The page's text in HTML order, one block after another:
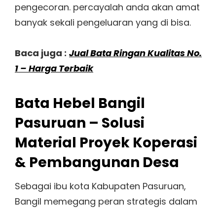
pengecoran. percayalah anda akan amat
banyak sekali pengeluaran yang di bisa.
Baca juga : Jual Bata Ringan Kualitas No.
1 – Harga Terbaik
Bata Hebel Bangil
Pasuruan – Solusi
Material Proyek Koperasi
& Pembangunan Desa
Sebagai ibu kota Kabupaten Pasuruan,
Bangil memegang peran strategis dalam